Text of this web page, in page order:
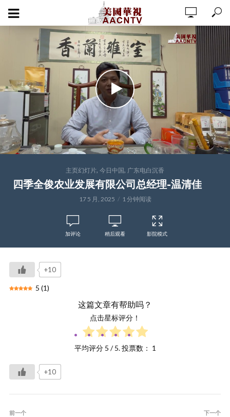
主页幻灯片, 今日中国, 广东电白沉香
四季全俊农业发展有限公司总经理-温清佳
17 5 月, 2025 1 分钟阅读
加评论 稍后观看 影院模式
+10
5 (1)
这篇文章有帮助吗？
点击星标评分！
平均评分 5 / 5. 投票数： 1
+10
前一个 下一个